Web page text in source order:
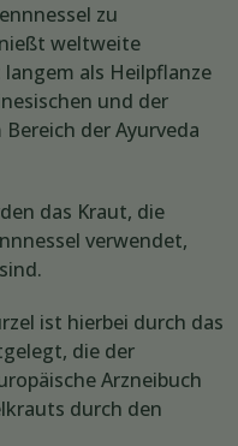
zu
weltweite
als Heilpflanze
und der
der Ayurveda
das Kraut, die
verwendet,
ist hierbei durch das
die der
Arzneibuch
durch den